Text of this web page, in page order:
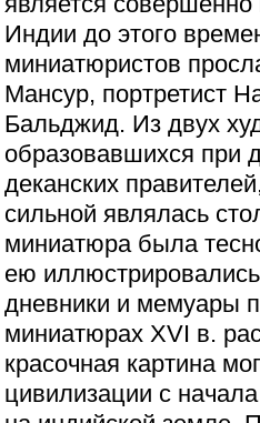
Индии до этого
миниатюристов
Мансур, портретист
Бальджид. Из двух
образовавшихся при
деканских
сильной являлась
миниатюра была
ею
дневники и мемуары
миниатюрах XVI в.
красочная картина
цивилизации с